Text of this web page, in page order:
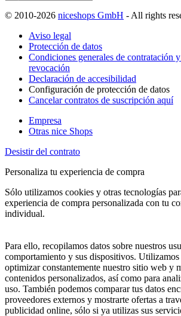
© 2010-2026 niceshops GmbH - All rights
Aviso legal
Protección de datos
Condiciones generales de contratación
revocación
Declaración de accesibilidad
Configuración de protección de datos
Cancelar contratos de suscripción aquí
Empresa
Otras nice Shops
Desistir del contrato
Personaliza tu experiencia de compra
Sólo utilizamos cookies y otras tecnologías
experiencia de compra personalizada con tu
individual.
Para ello, recopilamos datos sobre nuestros
comportamiento y sus dispositivos. Utilizamos
optimizar constantemente nuestro sitio web y
contenidos personalizados, así como para
uso. También podemos comparar tus datos
proveedores externos y mostrarte ofertas a
publicidad online, sólo si ya utilizas sus